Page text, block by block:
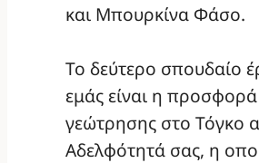
και Μπουρκίνα Φάσο.
Το δεύτερο σπουδαίο
εμάς είναι η προσφορά
γεώτρησης στο Τόγκο
Αδελφότητά σας, η